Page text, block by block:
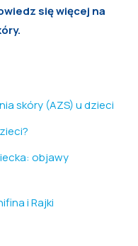
się więcej na
skóry (AZS) u dzieci
objawy
i Rajki